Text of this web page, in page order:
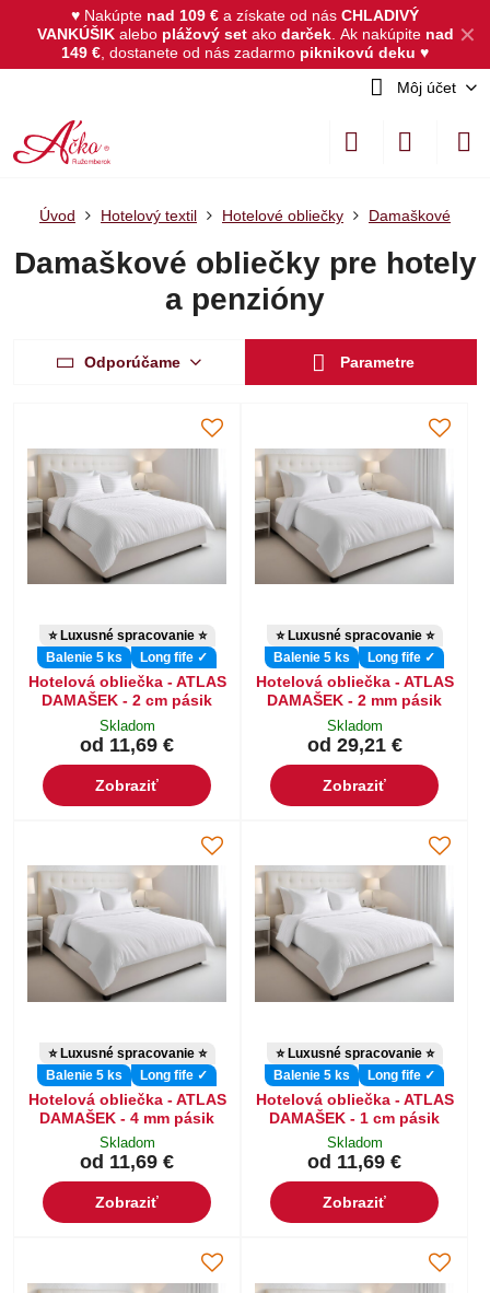
✕
♥ Nakúpte nad 109 € a získate od nás CHLADIVÝ
VANKÚŠIKalebo plážový set akodarček. Ak nakúpite nad
149 € , dostanete od nás zadarmo piknikovú deku ♥
Môj účet
Úvod Hotelový textil Hotelové obliečky Damaškové
Damaškové obliečky pre hotely
a penzióny
Odporúčame Parametre
⭐ Luxusné spracovanie ⭐
Balenie 5 ks
Long fife ✓
Hotelová obliečka - ATLAS
DAMAŠEK - 2 cm pásik
Skladom
od 11,69 €
Zobraziť
⭐ Luxusné spracovanie ⭐
Balenie 5 ks
Long fife ✓
Hotelová obliečka - ATLAS
DAMAŠEK - 2 mm pásik
Skladom
od 29,21 €
Zobraziť
⭐ Luxusné spracovanie ⭐
Balenie 5 ks
Long fife ✓
Hotelová obliečka - ATLAS
DAMAŠEK - 4 mm pásik
Skladom
od 11,69 €
Zobraziť
⭐ Luxusné spracovanie ⭐
Balenie 5 ks
Long fife ✓
Hotelová obliečka - ATLAS
DAMAŠEK - 1 cm pásik
Skladom
od 11,69 €
Zobraziť